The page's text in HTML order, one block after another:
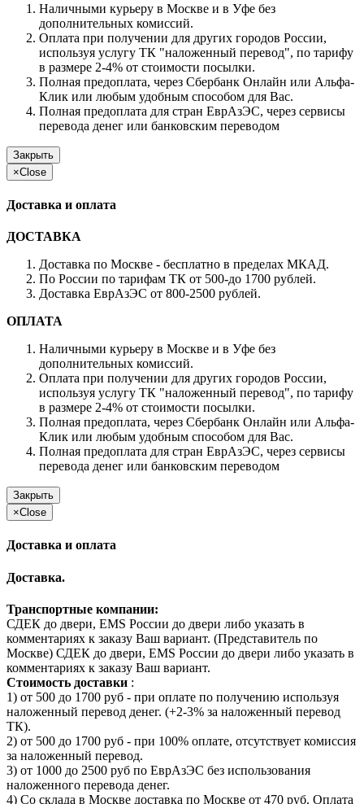
Наличными курьеру в Москве и в Уфе без
дополнительных комиссий.
Оплата при получении для других городов России,
используя услугу ТК "наложенный перевод", по тарифу
в размере 2-4% от стоимости посылки.
Полная предоплата, через Сбербанк Онлайн или Альфа-
Клик или любым удобным способом для Вас.
Полная предоплата для стран ЕврАзЭС, через сервисы
перевода денег или банковским переводом
Закрыть
×Close
Доставка и оплата
ДОСТАВКА
Доставка по Москве - бесплатно в пределах МКАД.
По России по тарифам ТК от 500-до 1700 рублей.
Доставка ЕврАзЭС от 800-2500 рублей.
ОПЛАТА
Наличными курьеру в Москве и в Уфе без
дополнительных комиссий.
Оплата при получении для других городов России,
используя услугу ТК "наложенный перевод", по тарифу
в размере 2-4% от стоимости посылки.
Полная предоплата, через Сбербанк Онлайн или Альфа-
Клик или любым удобным способом для Вас.
Полная предоплата для стран ЕврАзЭС, через сервисы
перевода денег или банковским переводом
Закрыть
×Close
Доставка и оплата
Доставка.
Транспортные компании:
СДЕК до двери, EMS России до двери либо указать в
комментариях к заказу Ваш вариант. (Представитель по
Москве) СДЕК до двери, EMS России до двери либо указать в
комментариях к заказу Ваш вариант.
Стоимость доставки :
1) от 500 до 1700 руб - при оплате по получению используя
наложенный перевод денег. (+2-3% за наложенный перевод
ТК).
2) от 500 до 1700 руб - при 100% оплате, отсутствует комиссия
за наложенный перевод.
3) от 1000 до 2500 руб по ЕврАзЭС без использования
наложенного перевода денег.
4) Со склада в Москве доставка по Москве от 470 руб. Оплата